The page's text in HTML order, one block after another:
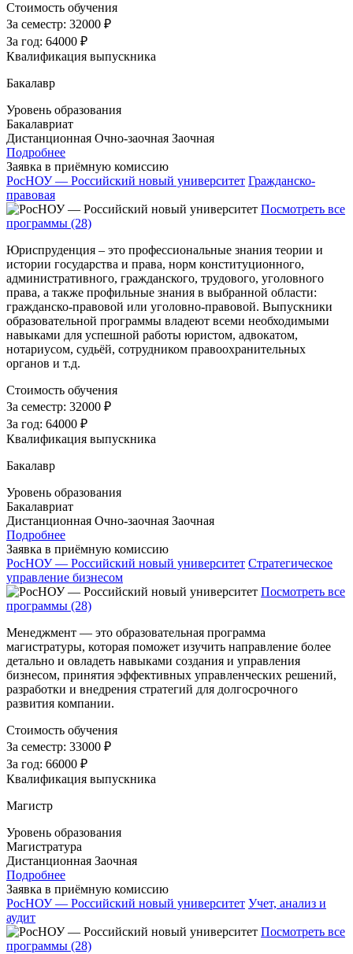
Стоимость обучения
За семестр: 32000 ₽
За год: 64000 ₽
Квалификация выпускника
Бакалавр
Уровень образования
Бакалавриат
Дистанционная Очно-заочная Заочная
Подробнее
Заявка в приёмную комиссию
РосНОУ — Российский новый университет Гражданско-
правовая
Посмотреть все
программы (28)
Юриспруденция – это профессиональные знания теории и
истории государства и права, норм конституционного,
административного, гражданского, трудового, уголовного
права, а также профильные знания в выбранной области:
гражданско-правовой или уголовно-правовой. Выпускники
образовательной программы владеют всеми необходимыми
навыками для успешной работы юристом, адвокатом,
нотариусом, судьёй, сотрудником правоохранительных
органов и т.д.
Стоимость обучения
За семестр: 32000 ₽
За год: 64000 ₽
Квалификация выпускника
Бакалавр
Уровень образования
Бакалавриат
Дистанционная Очно-заочная Заочная
Подробнее
Заявка в приёмную комиссию
РосНОУ — Российский новый университет Стратегическое
управление бизнесом
Посмотреть все
программы (28)
Менеджмент — это образовательная программа
магистратуры, которая поможет изучить направление более
детально и овладеть навыками создания и управления
бизнесом, принятия эффективных управленческих решений,
разработки и внедрения стратегий для долгосрочного
развития компании.
Стоимость обучения
За семестр: 33000 ₽
За год: 66000 ₽
Квалификация выпускника
Магистр
Уровень образования
Магистратура
Дистанционная Заочная
Подробнее
Заявка в приёмную комиссию
РосНОУ — Российский новый университет Учет, анализ и
аудит
Посмотреть все
программы (28)